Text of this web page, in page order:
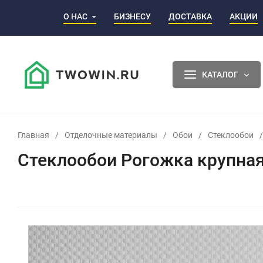
О НАС БИЗНЕСУ ДОСТАВКА АКЦИИ
КАТАЛОГ
Главная / Отделочные материалы / Обои / Стеклообои /
Стеклообои Рогожка